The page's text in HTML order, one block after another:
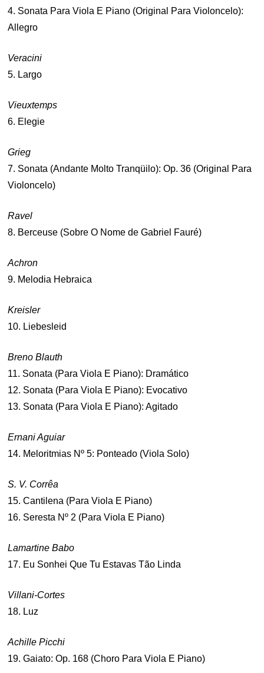
4. Sonata Para Viola E Piano (Original Para Violoncelo):
Allegro
Veracini
5. Largo
Vieuxtemps
6. Elegie
Grieg
7. Sonata (Andante Molto Tranqüilo): Op. 36 (Original Para
Violoncelo)
Ravel
8. Berceuse (Sobre O Nome de Gabriel Fauré)
Achron
9. Melodia Hebraica
Kreisler
10. Liebesleid
Breno Blauth
11. Sonata (Para Viola E Piano): Dramático
12. Sonata (Para Viola E Piano): Evocativo
13. Sonata (Para Viola E Piano): Agitado
Ernani Aguiar
14. Meloritmias Nº 5: Ponteado (Viola Solo)
S. V. Corrêa
15. Cantilena (Para Viola E Piano)
16. Seresta Nº 2 (Para Viola E Piano)
Lamartine Babo
17. Eu Sonhei Que Tu Estavas Tão Linda
Villani-Cortes
18. Luz
Achille Picchi
19. Gaiato: Op. 168 (Choro Para Viola E Piano)